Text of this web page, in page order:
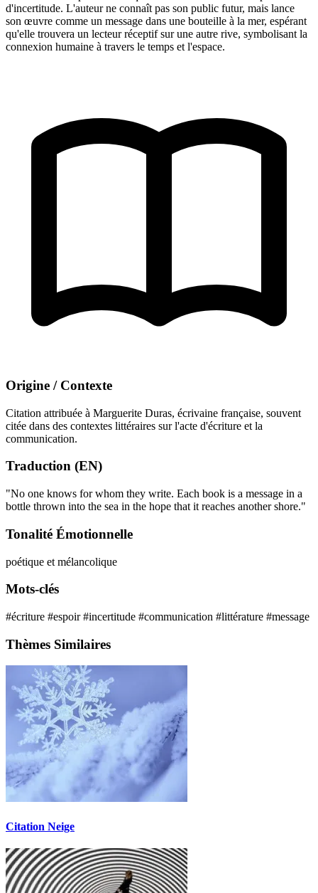
d'incertitude. L'auteur ne connaît pas son public futur, mais lance
son œuvre comme un message dans une bouteille à la mer, espérant
qu'elle trouvera un lecteur réceptif sur une autre rive, symbolisant la
connexion humaine à travers le temps et l'espace.
Origine / Contexte
Citation attribuée à Marguerite Duras, écrivaine française, souvent
citée dans des contextes littéraires sur l'acte d'écriture et la
communication.
Traduction (EN)
"No one knows for whom they write. Each book is a message in a
bottle thrown into the sea in the hope that it reaches another shore."
Tonalité Émotionnelle
poétique et mélancolique
Mots-clés
#écriture #espoir#incertitude #communication #littérature #message
Thèmes Similaires
Citation Neige